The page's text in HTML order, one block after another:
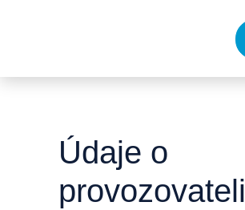
Údaje o
provozovateli